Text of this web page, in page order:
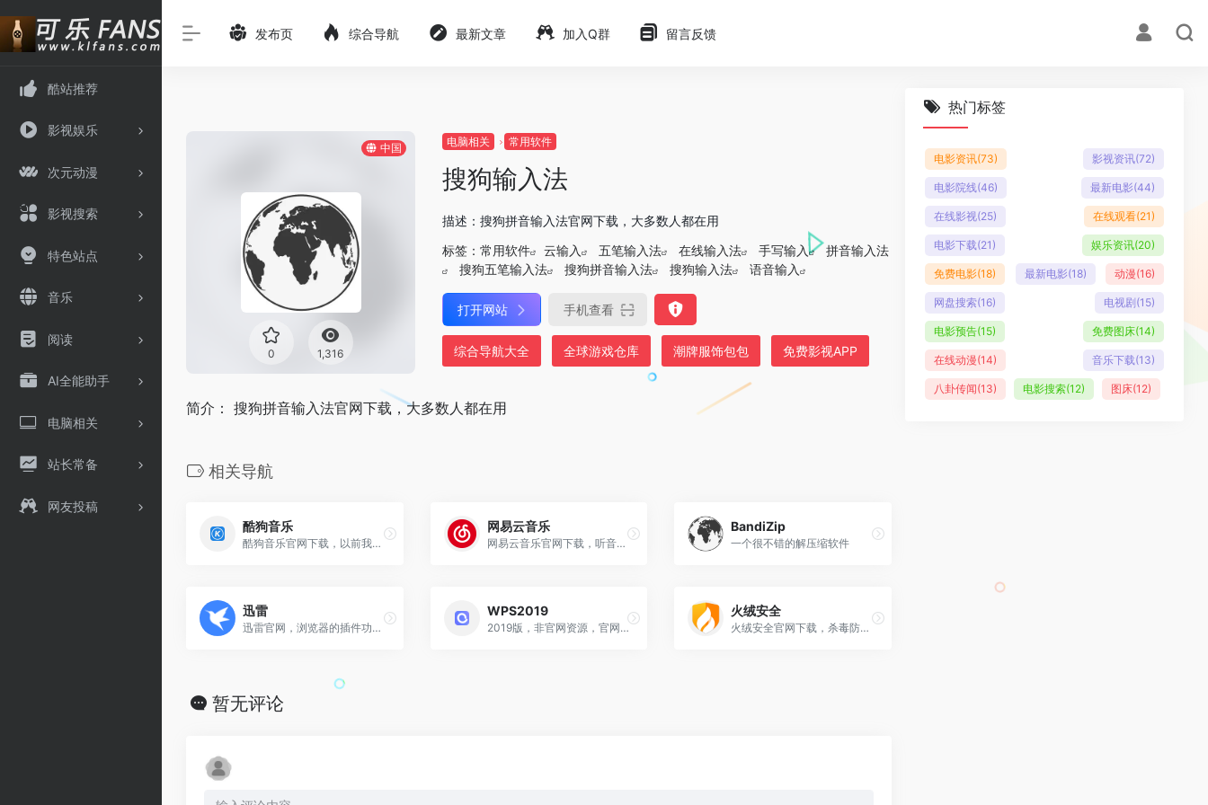
酷站推荐
影视娱乐
次元动漫
影视搜索
特色站点
音乐
阅读
AI全能助手
电脑相关
站长常备
网友投稿
发布页 综合导航 最新文章 加入Q群 留言反馈
中国
0 1,316
电脑相关 常用软件
搜狗输入法
描述：搜狗拼音输入法官网下载，大多数人都在用
标签： 常用软件 云输入 五笔输入法 在线输入法 手写输入
拼音输入法
搜狗五笔输入法
搜狗拼音输入法 搜狗输入法 语音输入
打开网站 手机查看
综合导航大全 全球游戏仓库 潮牌服饰包包 免费影视APP
简介： 搜狗拼音输入法官网下载，大多数人都在用
相关导航
酷狗音乐
酷狗音乐官网下载，以前我们都喜欢他
网易云音乐
网易云音乐官网下载，听音乐少不了
BandiZip
一个很不错的解压缩软件
迅雷
迅雷官网，浏览器的插件功能，可以直接下载影视站的资源哦
WPS2019
2019版，非官网资源，官网为：www.wps.cn
火绒安全
火绒安全官网下载，杀毒防御软件
暂无评论
热门标签
电影资讯(73) 影视资讯(72)
电影院线(46) 最新电影(44)
在线影视(25) 在线观看(21)
电影下载(21) 娱乐资讯(20)
免费电影(18) 最新电影(18) 动漫(16)
网盘搜索(16) 电视剧(15)
电影预告(15) 免费图床(14)
在线动漫(14) 音乐下载(13)
八卦传闻(13) 电影搜索(12) 图床(12)